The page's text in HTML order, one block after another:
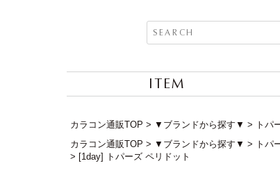
ITEM
カラコン通販TOP ▼ブランドから探す▼ トパ
カラコン通販TOP
▼ブランドから探す▼ トパ
[1day] トパーズ ペリドット